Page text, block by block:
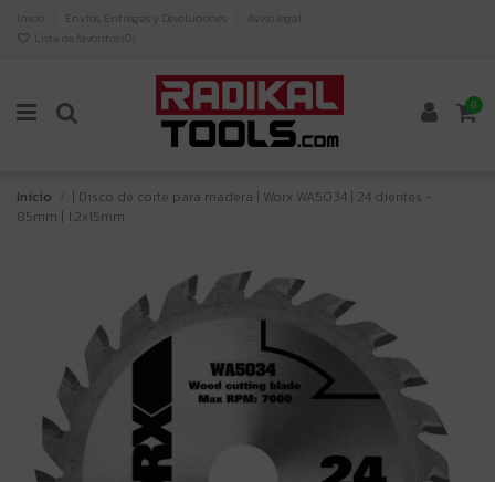
Inicio Envíos, Entregas y Devoluciones
Aviso legal
Lista de favoritos ( 0)
0
Inicio
| Disco de corte para madera | Worx WA5034 | 24 dientes -
85mm | 1,2x15mm